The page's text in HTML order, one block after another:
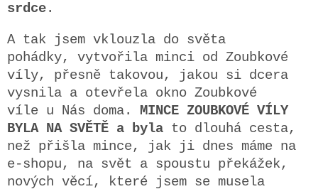
srdce.
A tak jsem vklouzla do světa
pohádky, vytvořila minci od Zoubkové
víly, přesně takovou, jakou si dcera
vysnila a otevřela okno Zoubkové
víle u Nás doma. MINCE ZOUBKOVÉ VÍLY
BYLA NA SVĚTĚ a byla to dlouhá cesta,
než přišla mince, jak ji dnes máme na
e-shopu, na svět a spoustu překážek,
nových věcí, které jsem se musela